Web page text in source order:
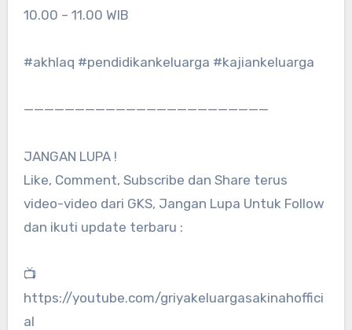
10.00 – 11.00 WIB
#akhlaq #pendidikankeluarga #kajiankeluarga
————————————————————————
JANGAN LUPA !
Like, Comment, Subscribe dan Share terus
video-video dari GKS, Jangan Lupa Untuk Follow
dan ikuti update terbaru :
📺
https://youtube.com/griyakeluargasakinahoffici
al